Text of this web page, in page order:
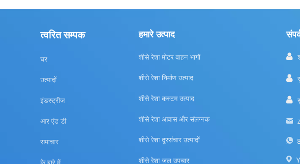
त्वरित सम्पक
घर
उत्पादों
इंडस्ट्रीज
आर एंड डी
समाचार
के बारे में
हमारे उत्पाद
शीसे रेशा मोटर वाहन भागों
शीसे रेशा निर्माण उत्पाद
शीसे रेशा कस्टम उत्पाद
शीसे रेशा आवास और संलग्नक
शीसे रेशा दूरसंचार उत्पादों
शीसे रेशा जल उपचार


